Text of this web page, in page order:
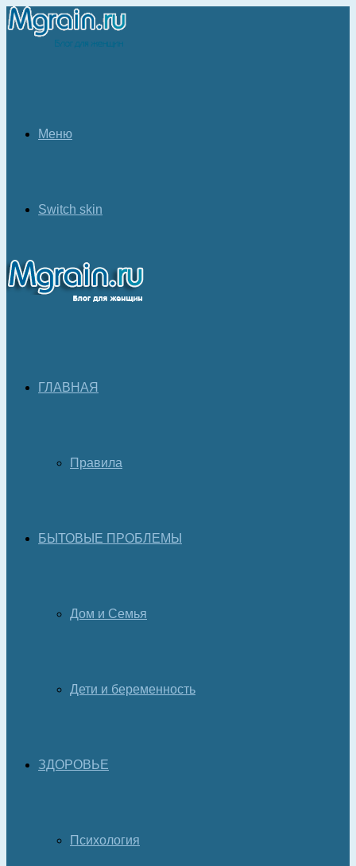
Меню
Switch skin
ГЛАВНАЯ
Правила
БЫТОВЫЕ ПРОБЛЕМЫ
Дом и Семья
Дети и беременность
ЗДОРОВЬЕ
Психология